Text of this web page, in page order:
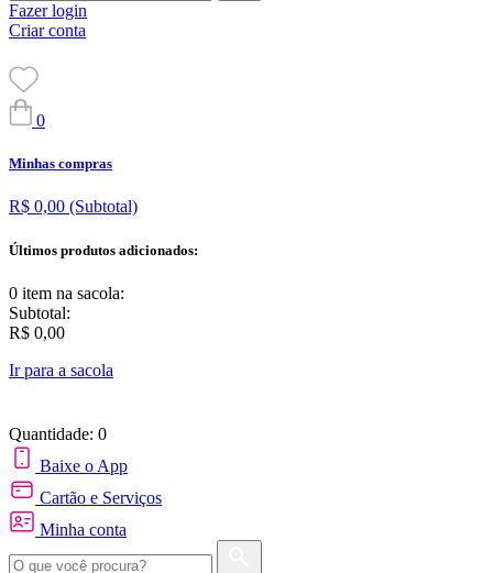
Fazer login
Criar conta
0
Minhas compras
R$ 0,00 (Subtotal)
Últimos produtos adicionados:
0 item na sacola:
Subtotal:
R$ 0,00
Ir para a sacola
Quantidade: 0
Baixe o App
Cartão e Serviços
Minha conta